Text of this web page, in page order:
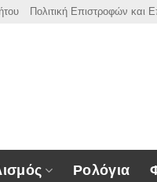
Πολιτική Επιστροφών και
Ρολόγια